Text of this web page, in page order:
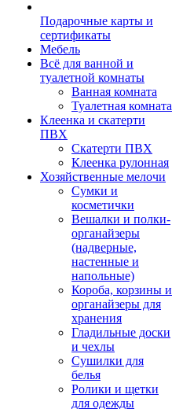
Подарочные карты и
сертификаты
Мебель
Всё для ванной и
туалетной комнаты
Ванная комната
Туалетная комната
Клеенка и скатерти
ПВХ
Скатерти ПВХ
Клеенка рулонная
Хозяйственные мелочи
Сумки и
косметички
Вешалки и полки-
органайзеры
(надверные,
настенные и
напольные)
Короба, корзины и
органайзеры для
хранения
Гладильные доски
и чехлы
Сушилки для
белья
Ролики и щетки
для одежды